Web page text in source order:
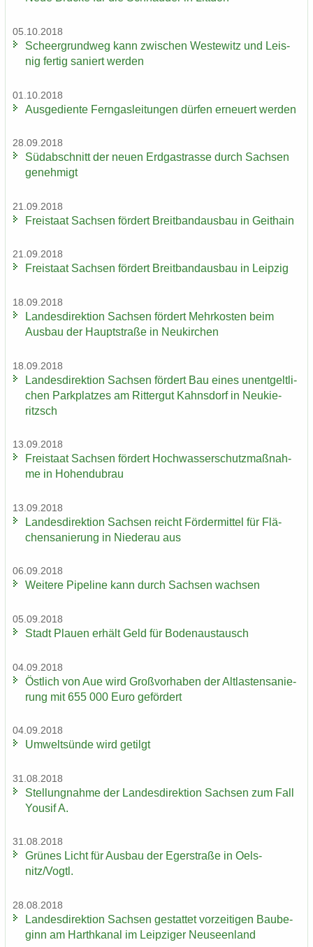
05.10.2018
Scheergrund­weg kann zwi­schen Wes­te­witz und Leis­
nig fer­tig sa­niert wer­den
01.10.2018
Aus­ge­dien­te Fern­gas­lei­tun­gen dür­fen er­neu­ert wer­den
28.09.2018
Süd­ab­schnitt der neuen Erd­gas­tras­se durch Sach­sen
ge­neh­migt
21.09.2018
Frei­staat Sach­sen för­dert Breit­band­aus­bau in Geit­hain
21.09.2018
Frei­staat Sach­sen för­dert Breit­band­aus­bau in Leip­zig
18.09.2018
Lan­des­di­rek­ti­on Sach­sen för­dert Mehr­kos­ten beim
Aus­bau der Haupt­stra­ße in Neu­kir­chen
18.09.2018
Lan­des­di­rek­ti­on Sach­sen för­dert Bau eines un­ent­gelt­li­
chen Park­plat­zes am Rit­ter­gut Kahns­dorf in Neu­kie­
ritzsch
13.09.2018
Frei­staat Sach­sen för­dert Hoch­was­ser­schutz­maß­nah­
me in Ho­hen­du­brau
13.09.2018
Lan­des­di­rek­ti­on Sach­sen reicht För­der­mit­tel für Flä­
chen­sa­nie­rung in Nie­der­au aus
06.09.2018
Wei­te­re Pipe­line kann durch Sach­sen wach­sen
05.09.2018
Stadt Plau­en er­hält Geld für Bo­den­aus­tausch
04.09.2018
Öst­lich von Aue wird Groß­vor­ha­ben der Alt­las­ten­sa­nie­
rung mit 655 000 Euro ge­för­dert
04.09.2018
Um­welt­sün­de wird ge­tilgt
31.08.2018
Stel­lung­nah­me der Lan­des­di­rek­ti­on Sach­sen zum Fall
You­sif A.
31.08.2018
Grü­nes Licht für Aus­bau der Eger­stra­ße in Oels­
nitz/Vogtl.
28.08.2018
Lan­des­di­rek­ti­on Sach­sen ge­stat­tet vor­zei­ti­gen Bau­be­
ginn am Harth­ka­nal im Leip­zi­ger Neu­seen­land